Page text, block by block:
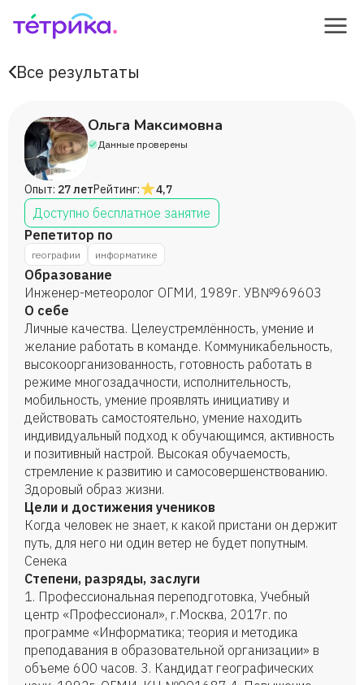
Все результаты
Ольга Максимовна
Данные проверены
Опыт: 27 летРейтинг: 4,7
Доступно бесплатное занятие
Репетитор по
географии информатике
Образование
Инженер-метеоролог ОГМИ, 1989г. УВ№969603
О себе
Личные качества. Целеустремлённость, умение и
желание работать в команде. Коммуникабельность,
высокоорганизованность, готовность работать в
режиме многозадачности, исполнительность,
мобильность, умение проявлять инициативу и
действовать самостоятельно, умение находить
индивидуальный подход к обучающимся, активность
и позитивный настрой. Высокая обучаемость,
стремление к развитию и самосовершенствованию.
Здоровый образ жизни.
Цели и достижения учеников
Когда человек не знает, к какой пристани он держит
путь, для него ни один ветер не будет попутным.
Сенека
Степени, разряды, заслуги
1. Профессиональная переподготовка, Учебный
центр «Профессионал», г.Москва, 2017г. по
программе «Информатика; теория и методика
преподавания в образовательной организации» в
объеме 600 часов. 3. Кандидат географических